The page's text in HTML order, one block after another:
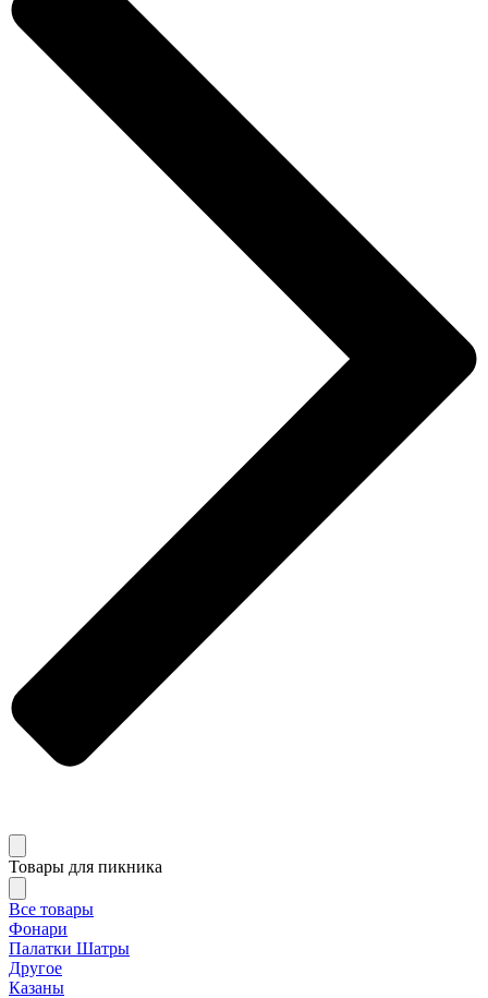
Товары для пикника
Все товары
Фонари
Палатки Шатры
Другое
Казаны